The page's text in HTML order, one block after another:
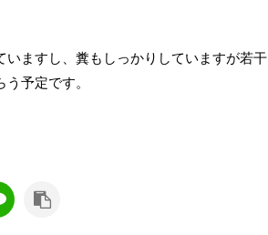
ますし、糞もしっかりしていますが若干
予定です。